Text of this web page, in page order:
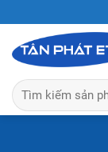
to
content
Tìm
kiếm: